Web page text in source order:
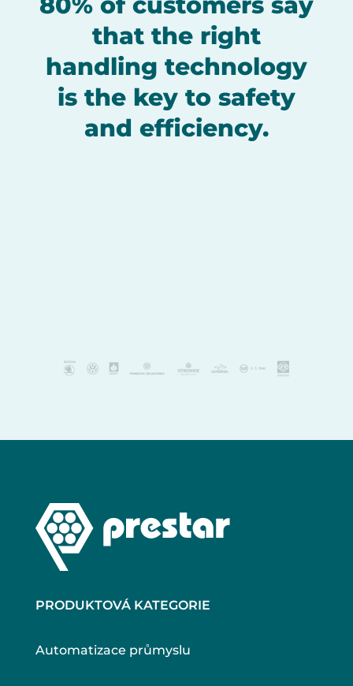
that the right
handling technology
is the key to safety
and efficiency.
PRODUKTOVÁ KATEGORIE
Automatizace průmyslu